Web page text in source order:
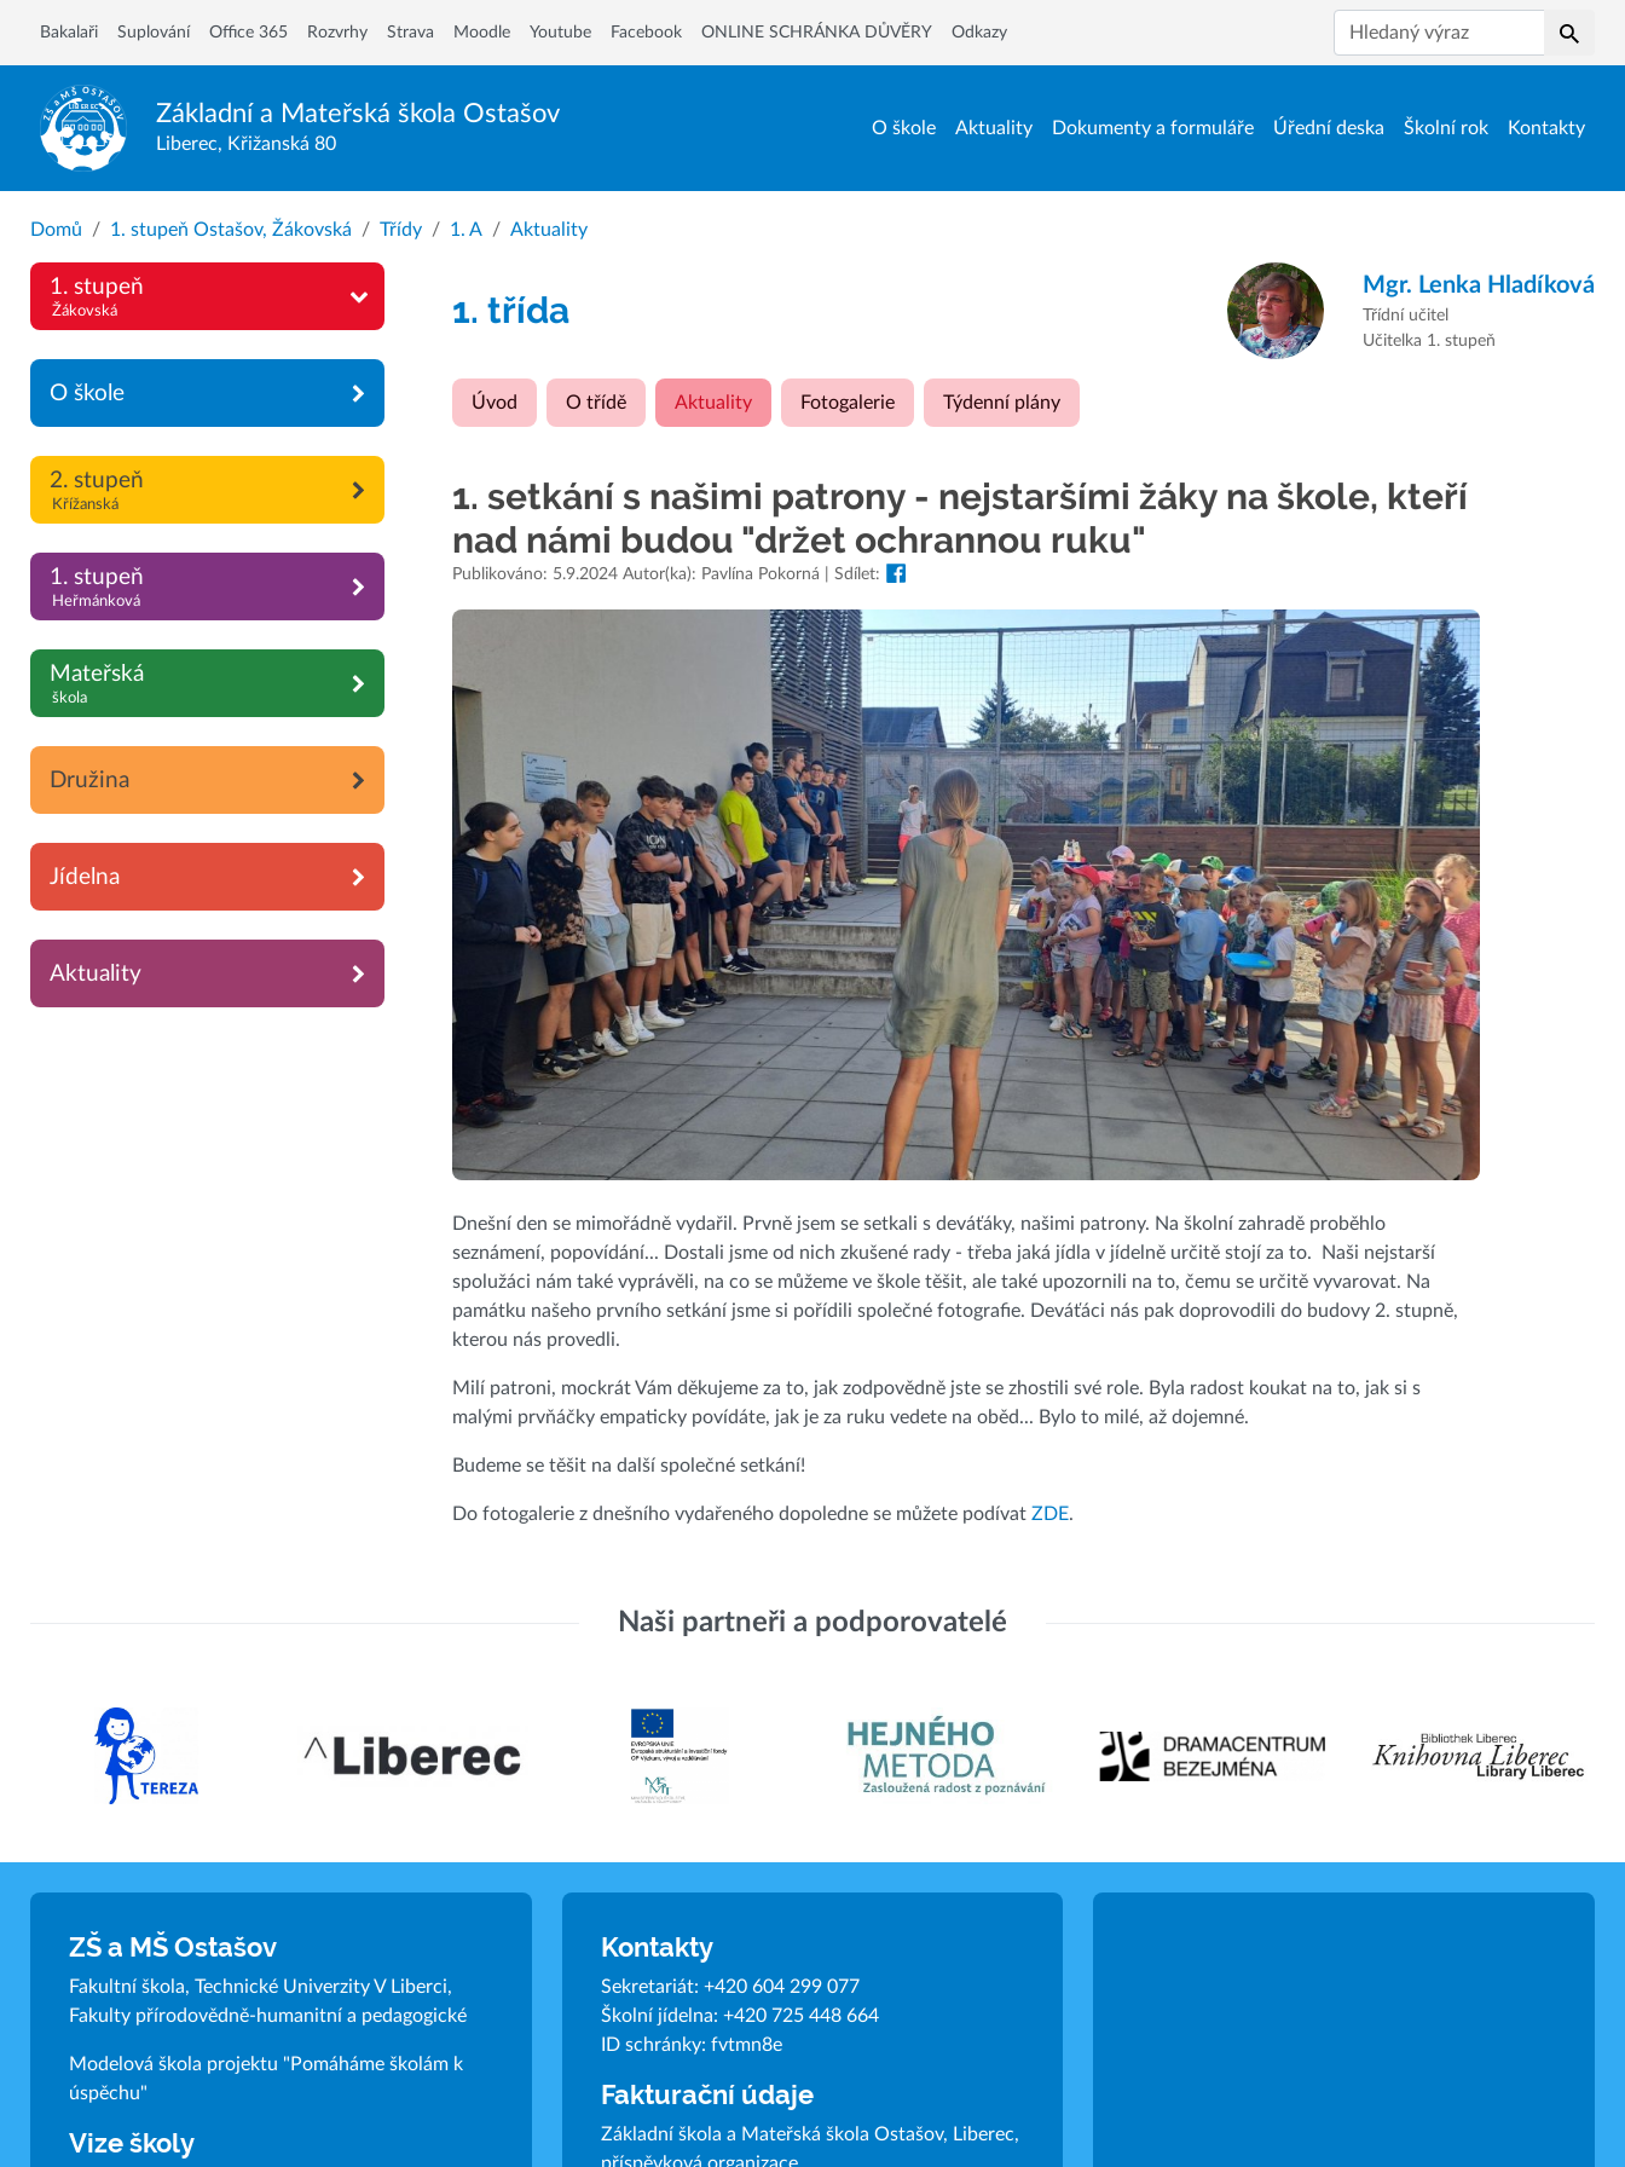
Základní a Mateřská škola Ostašov
Liberec, Křižanská 80
O škole Aktuality Dokumenty a formuláře Úřední deska Školní rok Kontakty
Bakalaři Suplování Office 365 Rozvrhy Strava Moodle Youtube Facebook ONLINE SCHRÁNKA DŮVĚRY Odkazy
Hledat
Domů 1. stupeň Ostašov, Žákovská Třídy 1. A Aktuality
1. stupeň
Žákovská
O škole
2. stupeň
Křížanská
1. stupeň
Heřmánková
Mateřská
škola
Družina
Jídelna
Aktuality
1. třída
Mgr. Lenka Hladíková
Třídní učitel
Učitelka 1. stupeň
Úvod O třídě Aktuality Fotogalerie Týdenní plány
1. setkání s našimi patrony - nejstaršími žáky na škole, kteří
nad námi budou "držet ochrannou ruku"
Publikováno: 5.9.2024 Autor(ka): Pavlína Pokorná | Sdílet:
Dnešní den se mimořádně vydařil. Prvně jsem se setkali s deváťáky, našimi patrony. Na školní zahradě proběhlo
seznámení, popovídání... Dostali jsme od nich zkušené rady - třeba jaká jídla v jídelně určitě stojí za to. Naši nejstarší
spolužáci nám také vyprávěli, na co se můžeme ve škole těšit, ale také upozornili na to, čemu se určitě vyvarovat. Na
památku našeho prvního setkání jsme si pořídili společné fotografie. Deváťáci nás pak doprovodili do budovy 2. stupně,
kterou nás provedli.
Milí patroni, mockrát Vám děkujeme za to, jak zodpovědně jste se zhostili své role. Byla radost koukat na to, jak si s
malými prvňáčky empaticky povídáte, jak je za ruku vedete na oběd... Bylo to milé, až dojemné.
Budeme se těšit na další společné setkání!
Do fotogalerie z dnešního vydařeného dopoledne se můžete podívatZDE.
Naši partneři a podporovatelé
ZŠ a MŠ Ostašov
Fakultní škola, Technické Univerzity V Liberci,
Fakulty přírodovědně-humanitní a pedagogické
Modelová škola projektu "Pomáháme školám k
úspěchu"
Vize školy
Kontakty
Sekretariát: +420 604 299 077
Školní jídelna: +420 725 448 664
ID schránky: fvtmn8e
Fakturační údaje
Základní škola a Mateřská škola Ostašov, Liberec,